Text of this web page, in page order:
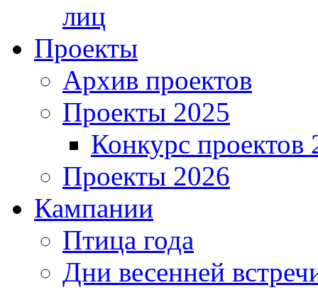
лиц
Проекты
Архив проектов
Проекты 2025
Конкурс проектов
Проекты 2026
Кампании
Птица года
Дни весенней